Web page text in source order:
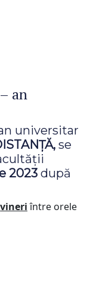
an
universitar
se
2023 după
vineriîntre orele